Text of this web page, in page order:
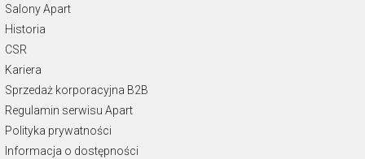
Salony Apart
Historia
CSR
Kariera
Sprzedaż korporacyjna B2B
Regulamin serwisu Apart
Polityka prywatności
Informacja o dostępności